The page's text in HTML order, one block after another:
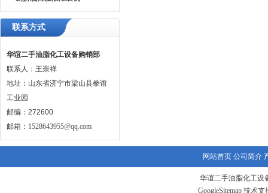
联系方式
华谊二手油脂化工设备购销部
联系人：王崇祥
地址：山东省济宁市梁山县拳谱
工业园
邮编：272600
邮箱： 1528643955@qq.com
网站首页 公司简介
华谊二手油脂化工设
GoogleSitemap 技术支